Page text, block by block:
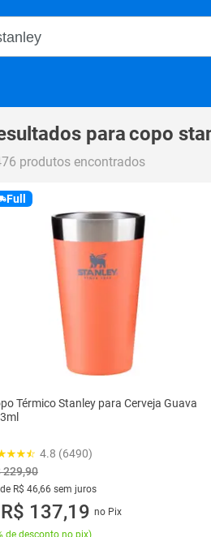
Magalu
paracopo
produtos encontrados
Full
Térmico Stanley para Cerveja Guava
4.8 (6490)
229,90
R$ 46,66 sem juros
de R$ 46,66 sem juros
R$ 137,19 no Pix
de desconto no pix)